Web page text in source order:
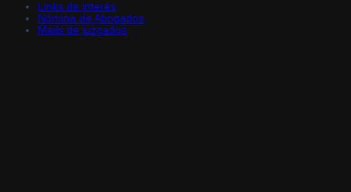
Links de interés
Nómina de Abogados
Mails de juzgados